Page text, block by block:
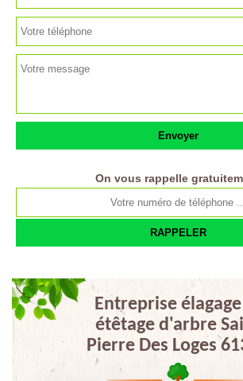
On vous rappelle
Entreprise
étêtage d'arbre
Pierre Des Loges